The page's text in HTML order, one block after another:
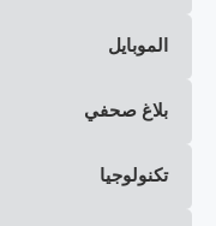
الموبايل
بلاغ صحفي
تكنولوجيا